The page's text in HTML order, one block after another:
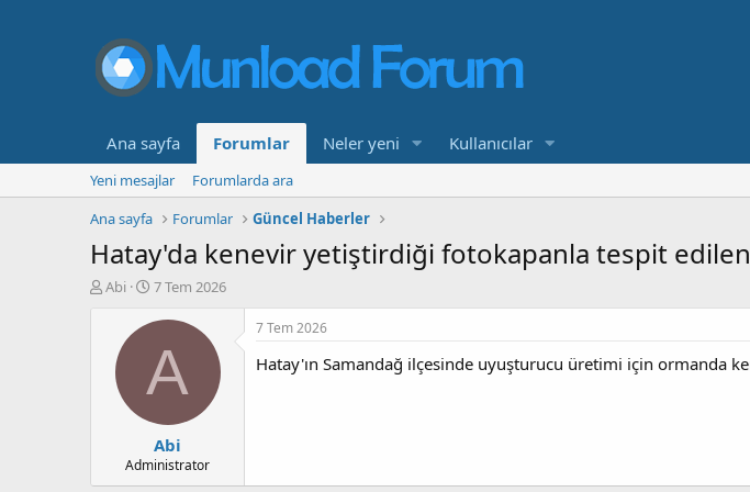
Ana sayfa Forumlar Neler yeni Kullanıcılar
Yeni mesajlar
Forumlarda ara
Ana sayfa
Forumlar Güncel Haberler
Hatay'da kenevir yetiştirdiği fotokapanla tespit edilen
K
l
Abi
B
ş
a
n
ı
ç
t
a
7 Tem 2026
A
Abi
Administrator
7 Tem 2026
Hatay'ın Samandağ ilçesinde uyuşturucu üretimi için ormanda